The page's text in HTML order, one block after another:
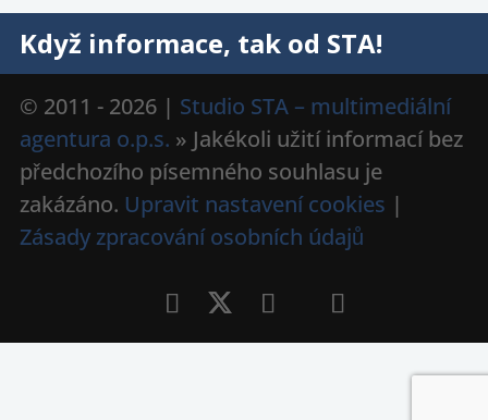
Když informace, tak od STA!
© 2011 - 2026 | Studio STA – multimediální
agentura o.p.s. » Jakékoli užití informací bez
předchozího písemného souhlasu je
zakázáno. Upravit nastavení cookies |
Zásady zpracování osobních údajů